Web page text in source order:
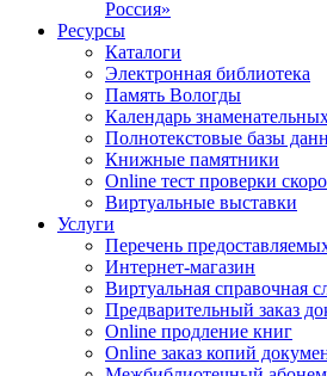
Россия»
Ресурсы
Каталоги
Электронная библиотека
Память Вологды
Календарь
Полнотекстовые базы
Книжные памятники
Online тест проверки
Виртуальные выставки
Услуги
Перечень
Интернет-магазин
Виртуальная справочная
Предварительный заказ
Online продление книг
Online заказ копий